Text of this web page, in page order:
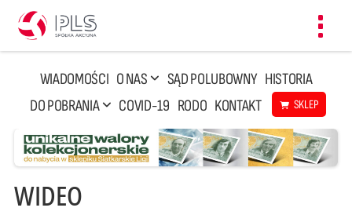
WIADOMOŚCI O NAS SĄD POLUBOWNY HISTORIA
DO POBRANIA
COVID-19 RODO KONTAKT SKLEP
WIDEO